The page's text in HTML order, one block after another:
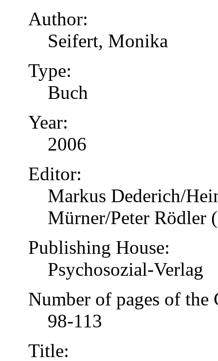
Author:
Seifert, Monika
Type:
Buch
Year:
2006
Editor:
Markus Dederich/
Mürner/Peter Rödler
Publishing House:
Psychosozial-Verlag
Number of pages of
98-113
Title: